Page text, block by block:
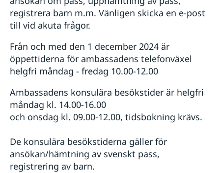
registrera barn m.m. Vänligen skicka en e-post
till vid akuta frågor.
Från och med den 1 december 2024 är
öppettiderna för ambassadens telefonväxel
helgfri måndag - fredag 10.00-12.00
Ambassadens konsulära besökstider är helgfri
måndag kl. 14.00-16.00
och onsdag kl. 09.00-12.00, tidsbokning krävs.
De konsulära besökstiderna gäller för
ansökan/hämtning av svenskt pass,
registrering av barn.